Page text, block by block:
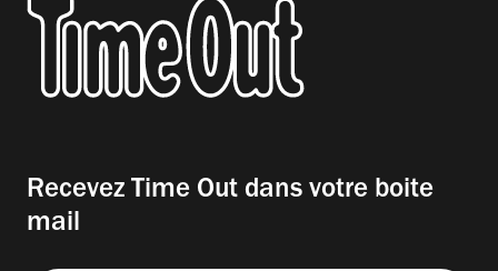
Recevez Time Out dans votre boite
mail